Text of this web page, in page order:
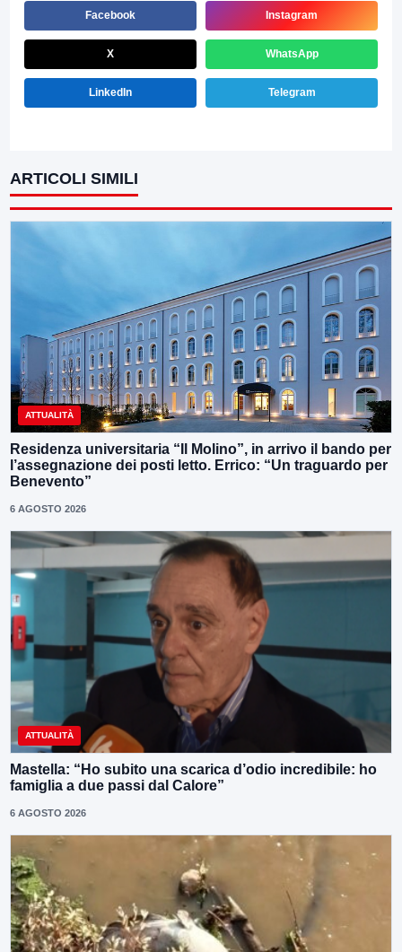
Facebook Instagram
X WhatsApp
LinkedIn Telegram
ARTICOLI SIMILI
ATTUALITÀ
Residenza universitaria “Il Molino”, in arrivo il bando per
l’assegnazione dei posti letto. Errico: “Un traguardo per
Benevento”
6 AGOSTO 2026
ATTUALITÀ
Mastella: “Ho subito una scarica d’odio incredibile: ho
famiglia a due passi dal Calore”
6 AGOSTO 2026